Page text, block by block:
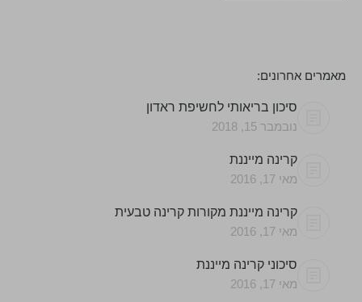
מאמרים אחרונים:
סיכון בריאותי לחשיפת ראדון
נובמבר 15, 2018
קרינה מייננת
מאי 17, 2016
קרינה מייננת מקורות קרינה טבעית
מאי 17, 2016
סיכוני קרינה מייננת
מאי 17, 2016